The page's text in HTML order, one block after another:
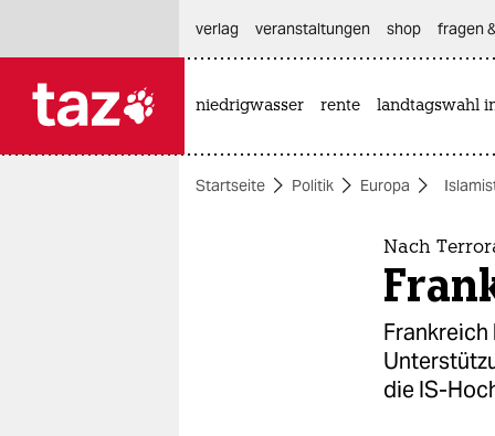
themen
verlag
veranstaltungen shop fragen
niedrigwasser rente landtagswahl
Startseite Politik Europa
Nach
die IS-